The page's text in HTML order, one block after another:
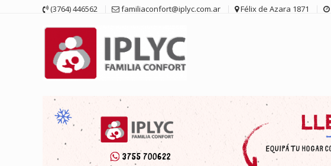
(3764) 446562 familiaconfort@iplyc.com.ar Félix de Azara 1871